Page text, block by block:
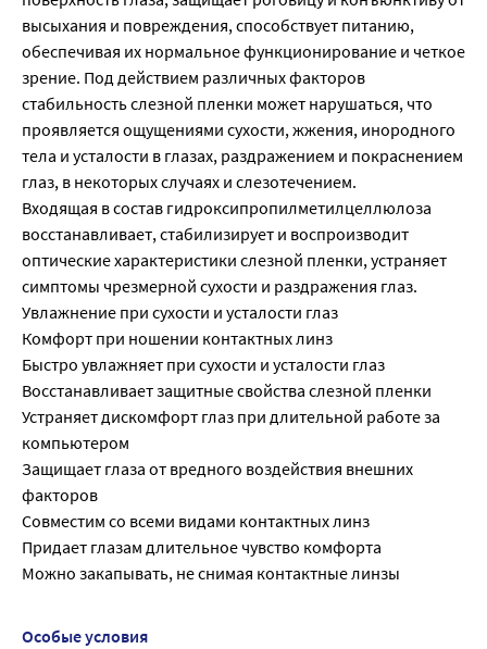
высыхания и повреждения, способствует питанию,
обеспечивая их нормальное функционирование и четкое
зрение. Под действием различных факторов
стабильность слезной пленки может нарушаться, что
проявляется ощущениями сухости, жжения, инородного
тела и усталости в глазах, раздражением и покраснением
глаз, в некоторых случаях и слезотечением.
Входящая в состав гидроксипропилметилцеллюлоза
восстанавливает, стабилизирует и воспроизводит
оптические характеристики слезной пленки, устраняет
симптомы чрезмерной сухости и раздражения глаз.
Увлажнение при сухости и усталости глаз
Комфорт при ношении контактных линз
Быстро увлажняет при сухости и усталости глаз
Восстанавливает защитные свойства слезной пленки
Устраняет дискомфорт глаз при длительной работе за
компьютером
Защищает глаза от вредного воздействия внешних
факторов
Совместим со всеми видами контактных линз
Придает глазам длительное чувство комфорта
Можно закапывать, не снимая контактные линзы
Особые условия